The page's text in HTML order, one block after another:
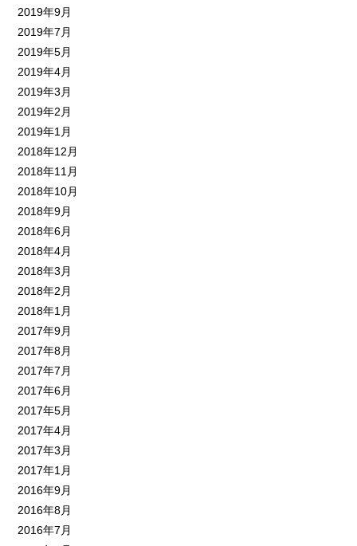
2019年9月
2019年7月
2019年5月
2019年4月
2019年3月
2019年2月
2019年1月
2018年12月
2018年11月
2018年10月
2018年9月
2018年6月
2018年4月
2018年3月
2018年2月
2018年1月
2017年9月
2017年8月
2017年7月
2017年6月
2017年5月
2017年4月
2017年3月
2017年1月
2016年9月
2016年8月
2016年7月